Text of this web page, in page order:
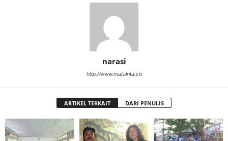
narasi
http://www.matakita.co
ARTIKEL TERKAIT DARI PENULIS